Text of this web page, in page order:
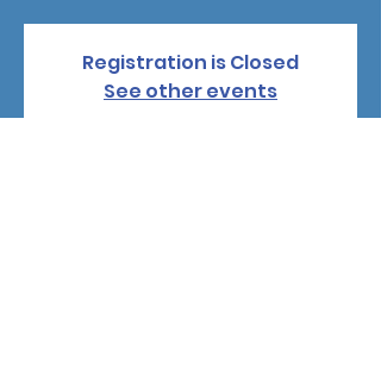
Registration is Closed
See other events